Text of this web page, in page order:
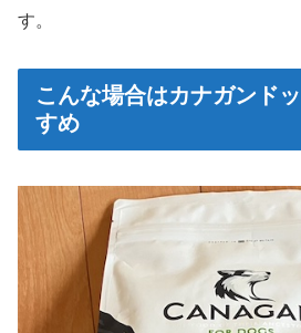
す。
こんな場合はカナガンド
すめ